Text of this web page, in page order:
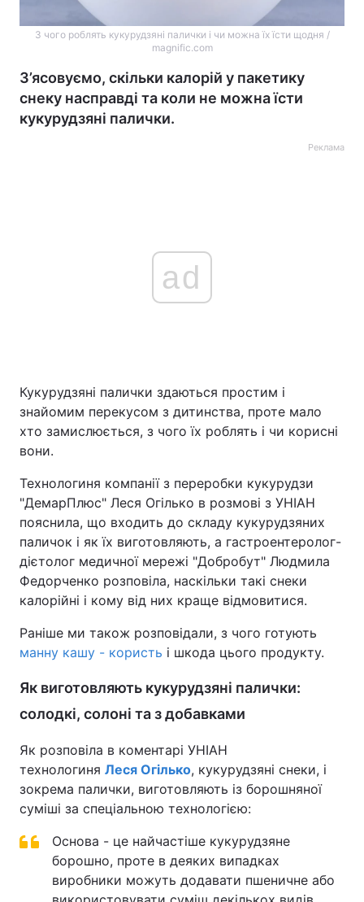
З чого роблять кукурудзяні палички і чи можна їх їсти щодня /
magnific.com
З’ясовуємо, скільки калорій у пакетику
снеку насправді та коли не можна їсти
кукурудзяні палички.
Реклама
ad
Кукурудзяні палички здаються простим і
знайомим перекусом з дитинства, проте мало
хто замислюється, з чого їх роблять і чи корисні
вони.
Технологиня компанії з переробки кукурудзи
"ДемарПлюс" Леся Огілько в розмові з УНІАН
пояснила, що входить до складу кукурудзяних
паличок і як їх виготовляють, а гастроентеролог-
дієтолог медичної мережі "Добробут" Людмила
Федорченко розповіла, наскільки такі снеки
калорійні і кому від них краще відмовитися.
Раніше ми також розповідали, з чого готують
манну кашу - користь і шкода цього продукту.
Як виготовляють кукурудзяні палички:
солодкі, солоні та з добавками
Як розповіла в коментарі УНІАН
технологиня Леся Огілько, кукурудзяні снеки, і
зокрема палички, виготовляють із борошняної
суміші за спеціальною технологією:
Основа - це найчастіше кукурудзяне
борошно, проте в деяких випадках
виробники можуть додавати пшеничне або